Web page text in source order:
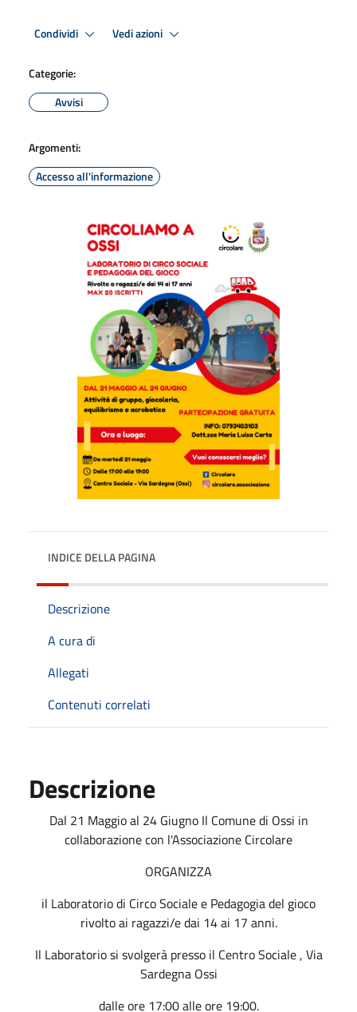
Condividi Vedi azioni
Categorie:
Avvisi
Argomenti:
Accesso all'informazione
INDICE DELLA PAGINA
Descrizione
A cura di
Allegati
Contenuti correlati
Descrizione
Dal 21 Maggio al 24 Giugno Il Comune di Ossi in
collaborazione con l'Associazione Circolare
ORGANIZZA
il Laboratorio di Circo Sociale e Pedagogia del gioco
rivolto ai ragazzi/e dai 14 ai 17 anni.
Il Laboratorio si svolgerà presso il Centro Sociale , Via
Sardegna Ossi
dalle ore 17:00 alle ore 19:00.